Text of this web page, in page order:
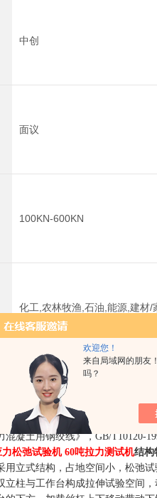
欢迎您！
来自局域网的朋友
吗？
中创
面议
100KN-600KN
化工,农林牧渔,石油,能源,建材/
松弛试验机 60吨拉力测试机
松弛试验机功能特点:
主要用于钢铰线的松弛试验，可
建筑施工单位、钢铰线和钢筋生
混凝土用钢绞线》，GB/T10120-
松弛试验机 60吨拉力测试机结构
用立式结构，占地空间小，松弛
立柱与工作台构成拉伸试验空间